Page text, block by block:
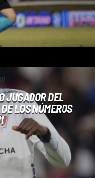
JUGADOR DEL
LOS NÚMEROS